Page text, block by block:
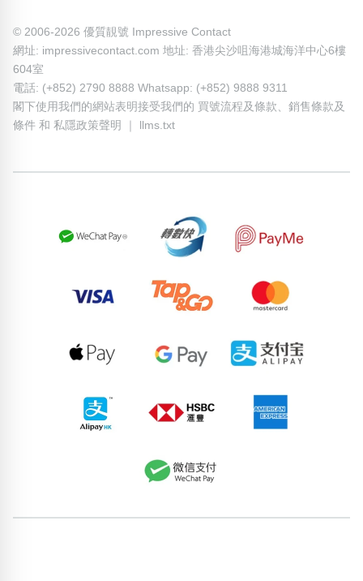
© 2006-2026 優質靚號 Impressive Contact
網址: impressivecontact.com 地址: 香港尖沙咀海港城海洋中心6樓
604室
電話: (+852) 2790 8888 Whatsapp: (+852) 9888 9311
閣下使用我們的網站表明接受我們的 買號流程及條款、 銷售條款及
條件 和 私隱政策聲明 llms.txt